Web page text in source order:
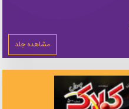
مشاهده جلد